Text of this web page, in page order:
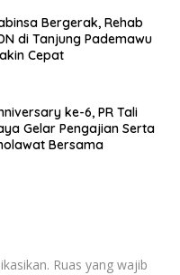
Bergerak, Rehab
di Tanjung Pademawu
Cepat
ke-6, PR Tali
Gelar Pengajian Serta
Bersama
Ruas yang wajib